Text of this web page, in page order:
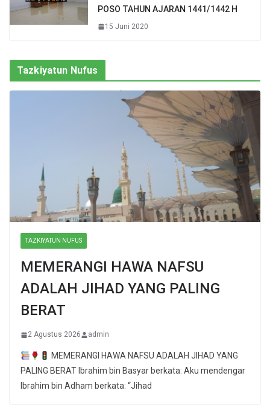
POSO TAHUN AJARAN 1441/1442 H
15 Juni 2020
Tazkiyatun Nufus
TAZKIYATUN NUFUS
MEMERANGI HAWA NAFSU
ADALAH JIHAD YANG PALING
BERAT
2 Agustus 2026 admin
MEMERANGI HAWA NAFSU ADALAH JIHAD YANG
PALING BERAT Ibrahim bin Basyar berkata: Aku mendengar
Ibrahim bin Adham berkata: “Jihad